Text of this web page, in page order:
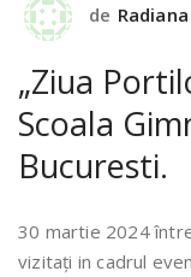
de Radiana
„Ziua
Scoala
Bucuresti.
30 martie 2024
vizitați in cadrul